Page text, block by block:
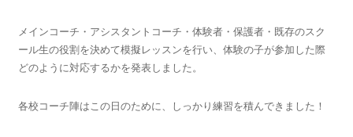
メインコーチ・アシスタントコーチ・体験者・保護者・既存のスク
ール生の役割を決めて模擬レッスンを行い、体験の子が参加した際
どのように対応するかを発表しました。
各校コーチ陣はこの日のために、しっかり練習を積んできました！